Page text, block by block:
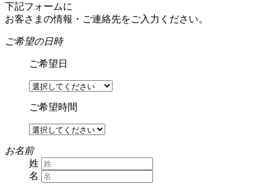
下記フォームに
お客さまの情報・ご連絡先をご入力ください。
ご希望の日時
ご希望日
ご希望時間
お名前
姓
名